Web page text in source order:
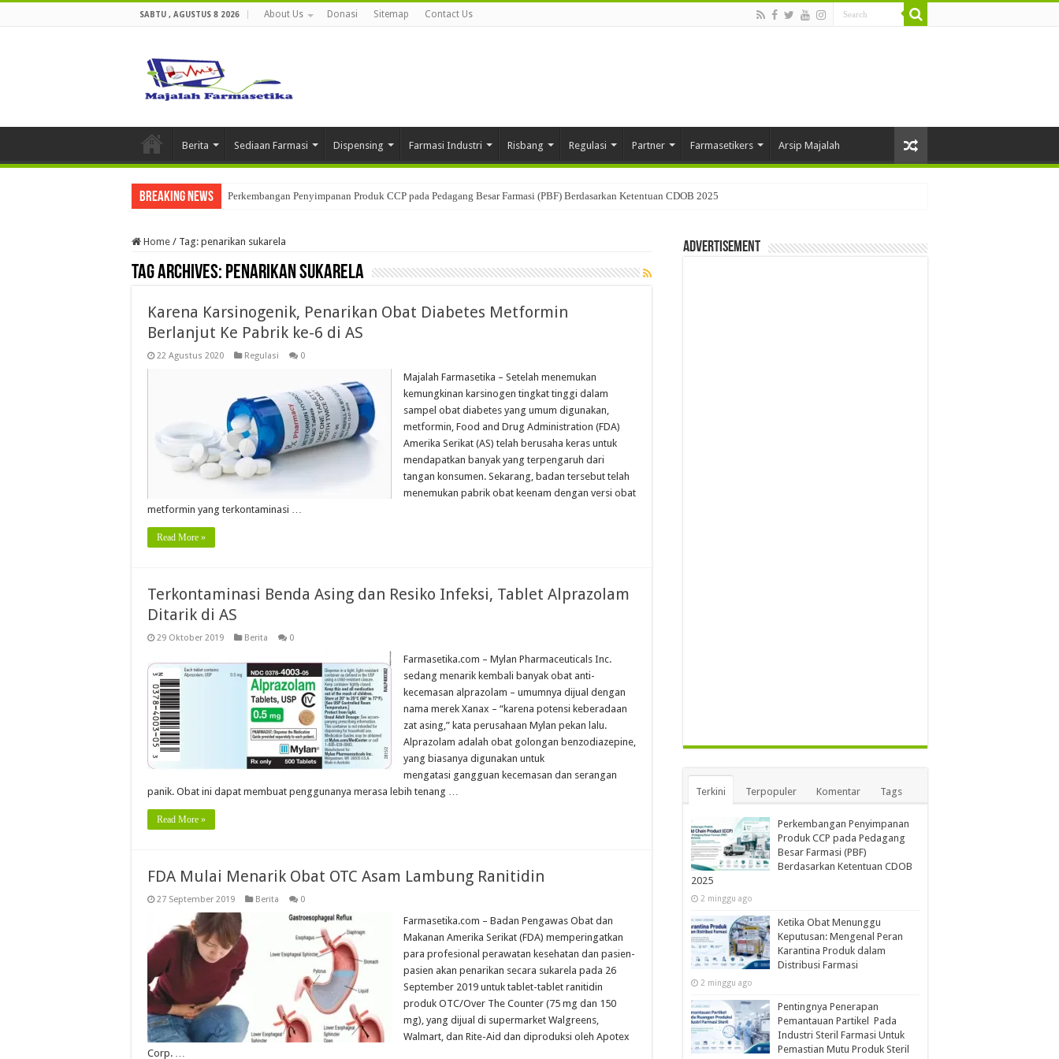
SABTU , AGUSTUS 8 2026 About Us Donasi Sitemap Contact Us
Berita Sediaan Farmasi Dispensing Farmasi Industri Risbang Regulasi Partner Farmasetikers Arsip Majalah
Breaking News Perkembangan Penyimpanan Produk CCP pada Pedagang Besar Farmasi (PBF) Berdasarkan Ketentuan CDOB 2025
Home / Tag: penarikan sukarela
Tag Archives: penarikan sukarela
Karena Karsinogenik, Penarikan Obat Diabetes Metformin
Berlanjut Ke Pabrik ke-6 di AS
22 Agustus 2020 Regulasi 0
Majalah Farmasetika – Setelah menemukan
kemungkinan karsinogen tingkat tinggi dalam
sampel obat diabetes yang umum digunakan,
metformin, Food and Drug Administration (FDA)
Amerika Serikat (AS) telah berusaha keras untuk
mendapatkan banyak yang terpengaruh dari
tangan konsumen. Sekarang, badan tersebut telah
menemukan pabrik obat keenam dengan versi obat
metformin yang terkontaminasi …
Read More »
Terkontaminasi Benda Asing dan Resiko Infeksi, Tablet Alprazolam
Ditarik di AS
29 Oktober 2019 Berita 0
Farmasetika.com – Mylan Pharmaceuticals Inc.
sedang menarik kembali banyak obat anti-
kecemasan alprazolam – umumnya dijual dengan
nama merek Xanax – “karena potensi keberadaan
zat asing,” kata perusahaan Mylan pekan lalu.
Alprazolam adalah obat golongan benzodiazepine,
yang biasanya digunakan untuk
mengatasi gangguan kecemasan dan serangan
panik. Obat ini dapat membuat penggunanya merasa lebih tenang …
Read More »
FDA Mulai Menarik Obat OTC Asam Lambung Ranitidin
27 September 2019 Berita 0
Farmasetika.com – Badan Pengawas Obat dan
Makanan Amerika Serikat (FDA) memperingatkan
para profesional perawatan kesehatan dan pasien-
pasien akan penarikan secara sukarela pada 26
September 2019 untuk tablet-tablet ranitidin
produk OTC/Over The Counter (75 mg dan 150
mg), yang dijual di supermarket Walgreens,
Walmart, dan Rite-Aid dan diproduksi oleh Apotex
Corp. …
Advertisement
Terkini Terpopuler Komentar Tags
Perkembangan Penyimpanan
Produk CCP pada Pedagang
Besar Farmasi (PBF)
Berdasarkan Ketentuan CDOB
2025
2 minggu ago
Ketika Obat Menunggu
Keputusan: Mengenal Peran
Karantina Produk dalam
Distribusi Farmasi
2 minggu ago
Pentingnya Penerapan
Pemantauan Partikel Pada
Industri Steril Farmasi Untuk
Pemastian Mutu Produk Steril